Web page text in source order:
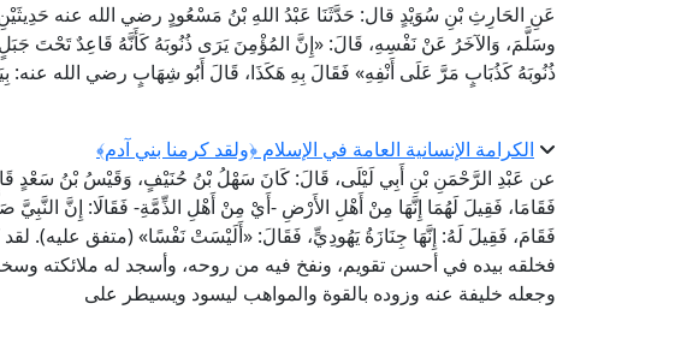
عَنِ الحَارِثِ بْنِ سُوَيْدٍ قال: حَدَّثَنَا عَبْدُ اللهِ بْنُ مَسْعُودٍ رضي الله عنه
وسَلَّمَ، وَالآخَرُ عَنْ نَفْسِهِ، قَالَ: «إِنَّ المُؤْمِنَ يَرَى ذُنُوبَهُ كَأَنَّهُ قَاعِدٌ تَحْتَ
ذُنُوبَهُ كَذُبَابٍ مَرَّ عَلَى أَنْفِهِ» فَقَالَ بِهِ هَكَذَا، قَالَ أَبُو شِهَابٍ رضي الله عنه:
الكرامة الإنسانية العامة في الإسلام ﴿ولقد كرمنا بني آدم﴾
عن عَبْدِ الرَّحْمَنِ بْنِ أَبِي لَيْلَى، قَالَ: كَانَ سَهْلُ بْنُ حُنَيْفٍ، وَقَيْسُ بْنُ سَعْدٍ
فَقَامَا، فَقِيلَ لَهُمَا إِنَّهَا مِنْ أَهْلِ الأَرْضِ -أَيْ مِنْ أَهْلِ الذِّمَّةِ- فَقَالَا: إِنَّ
فَقَامَ، فَقِيلَ لَهُ: إِنَّهَا جِنَازَةُ يَهُودِيٍّ، فَقَالَ: «أَلَيْسَتْ نَفْسًا» (متفق عليه). لقد
فخلقه بيده في أحسن تقويم، ونفخ فيه من روحه، وأسجد له ملائكته
وجعله خليفة عنه وزوده بالقوة والمواهب ليسود ويسيطر على